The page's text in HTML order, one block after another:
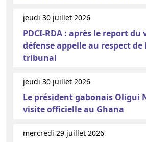
jeudi 30 juillet 2026
PDCI-RDA : après le report du
défense appelle au respect
tribunal
jeudi 30 juillet 2026
Le président gabonais Oligui
visite officielle au Ghana
mercredi 29 juillet 2026